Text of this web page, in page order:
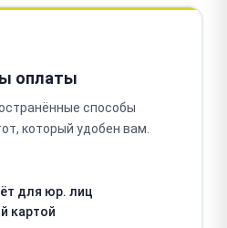
оплаты
способы
который удобен вам.
для юр. лиц
картой